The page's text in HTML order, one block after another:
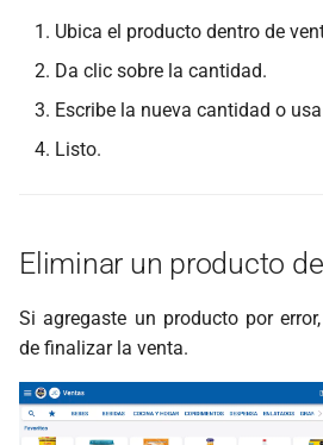
Ubica el producto dentro de
Da clic sobre la cantidad.
Escribe la nueva cantidad o
Listo.
Eliminar un producto
Si agregaste un producto por
de finalizar la venta.